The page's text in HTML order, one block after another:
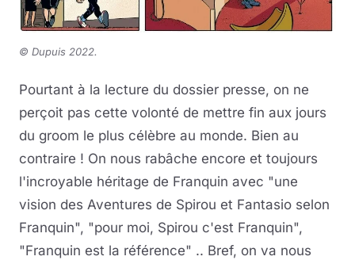
© Dupuis 2022.
Pourtant à la lecture du dossier presse, on ne
perçoit pas cette volonté de mettre fin aux jours
du groom le plus célèbre au monde. Bien au
contraire ! On nous rabâche encore et toujours
l'incroyable héritage de Franquin avec "une
vision des Aventures de Spirou et Fantasio selon
Franquin", "pour moi, Spirou c'est Franquin",
"Franquin est la référence" .. Bref, on va nous